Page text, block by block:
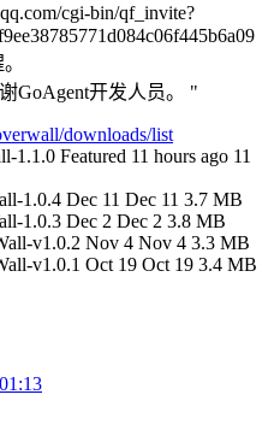
cgi-bin/qf_invite?
GoAgent开发人员。 "
downloads/list
Featured 11 hours ago 11
1.0.4 Dec 11 Dec 11 3.7 MB
1.0.3 Dec 2 Dec 2 3.8 MB
v1.0.2 Nov 4 Nov 4 3.3 MB
v1.0.1 Oct 19 Oct 19 3.4 MB